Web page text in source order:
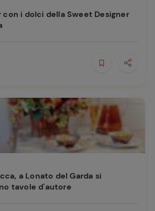
con i dolci della Sweet Designer
a Lonato del Garda si
tavole d'autore
Ricette
preferite